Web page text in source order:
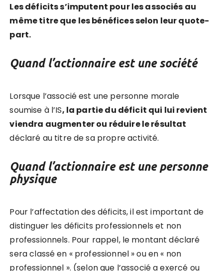
Les déficits s’imputent pour les associés au
même titre que les bénéfices selon leur quote-
part.
Quand l’actionnaire est une société
Lorsque l’associé est une personne morale
soumise à l’IS, la partie du déficit qui lui revient
viendra augmenter ou réduire le résultat
déclaré au titre de sa propre activité.
Quand l’actionnaire est une personne
physique
Pour l’affectation des déficits, il est important de
distinguer les déficits professionnels et non
professionnels. Pour rappel, le montant déclaré
sera classé en « professionnel » ou en « non
professionnel ». (selon que l’associé a exercé ou